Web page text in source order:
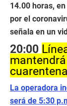
14.00 horas,
por el
señala en un
20:00
La operadora
será de 5:30